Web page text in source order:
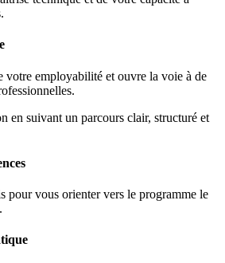
votre employabilité et ouvre la voie à de
en suivant un parcours clair, structuré et
pour vous orienter vers le programme le